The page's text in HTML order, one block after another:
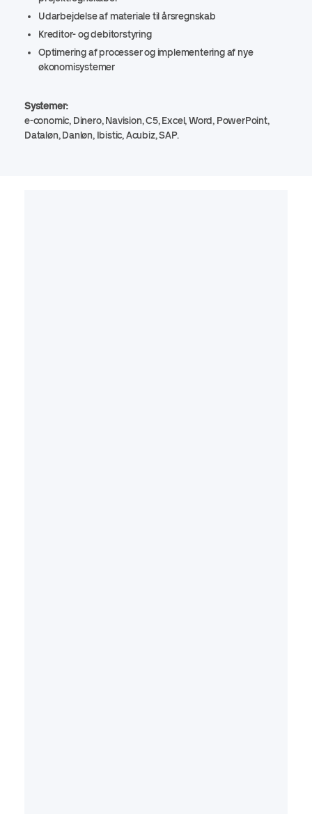
Udarbejdelse af materiale til årsregnskab
Kreditor- og debitorstyring
Optimering af processer og implementering af nye
økonomisystemer
Systemer:
e-conomic, Dinero, Navision, C5, Excel, Word, PowerPoint,
Dataløn, Danløn, Ibistic, Acubiz, SAP.